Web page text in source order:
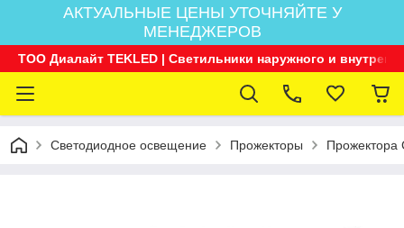
АКТУАЛЬНЫЕ ЦЕНЫ УТОЧНЯЙТЕ У
МЕНЕДЖЕРОВ
ТОО Диалайт TEKLED | Светильники наружного и
Светодиодное освещение Прожекторы Прожектора